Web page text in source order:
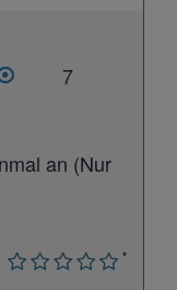
7
an (Nur
*